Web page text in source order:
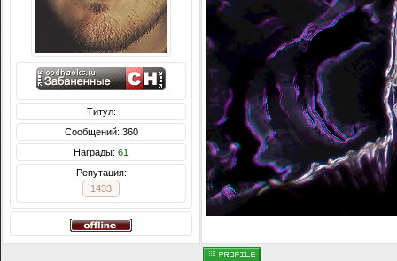
Титул:
Сообщений: 360
Награды: 61
Репутация:
1433